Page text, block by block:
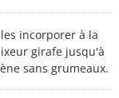
incorporer à la
girafe jusqu'à
sans grumeaux.